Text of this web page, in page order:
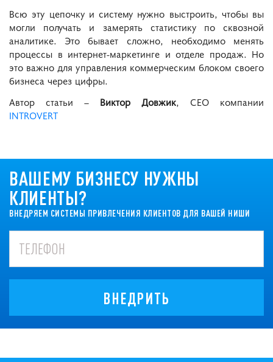
Всю эту цепочку и систему нужно выстроить, чтобы вы
могли получать и замерять статистику по сквозной
аналитике. Это бывает сложно, необходимо менять
процессы в интернет-маркетинге и отделе продаж. Но
это важно для управления коммерческим блоком своего
бизнеса через цифры.
Автор статьи – Виктор Довжик, CEO компании
INTROVERT
ВАШЕМУ БИЗНЕСУ НУЖНЫ
КЛИЕНТЫ?
ВНЕДРЯЕМ СИСТЕМЫ ПРИВЛЕЧЕНИЯ КЛИЕНТОВ ДЛЯ ВАШЕЙ НИШИ
ВНЕДРИТЬ